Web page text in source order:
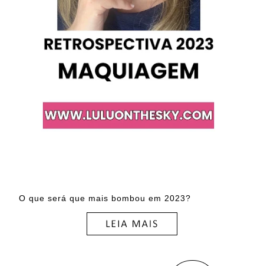
O que será que mais bombou em 2023?